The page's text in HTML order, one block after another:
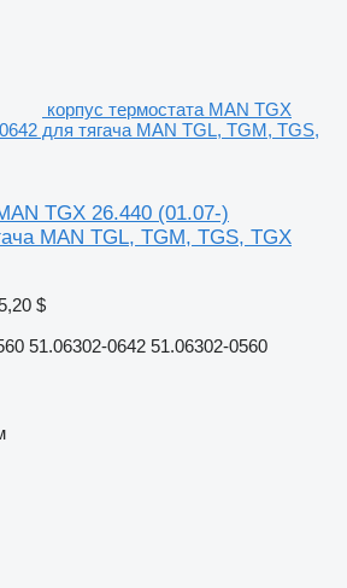
корпус термостата MAN TGX
для тягача MAN TGL, TGM, TGS,
TGX 26.440 (01.07-)
MAN TGL, TGM, TGS, TGX
$
51.06302-0642 51.06302-0560